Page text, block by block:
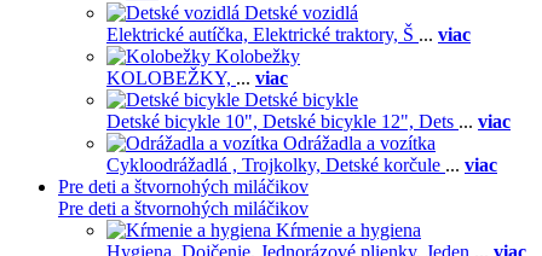
Detské vozidlá
Elektrické autíčka, Elektrické traktory, Š ... viac
Kolobežky
KOLOBEŽKY, ... viac
Detské bicykle
Detské bicykle 10", Detské bicykle 12", Dets ... viac
Odrážadla a vozítka
Cykloodrážadlá , Trojkolky, Detské korčule ... viac
Pre deti a štvornohých miláčikov
Pre deti a štvornohých miláčikov
Kŕmenie a hygiena
Hygiena, Dojčenie, Jednorázové plienky, Jeden ... viac